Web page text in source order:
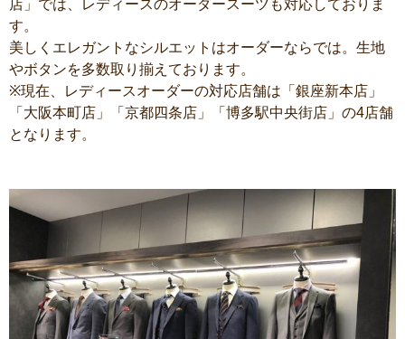
店」では、レディースのオーダースーツも対応しておりま
す。
美しくエレガントなシルエットはオーダーならでは。生地
やボタンを多数取り揃えております。
※現在、レディースオーダーの対応店舗は「銀座新本店」
「大阪本町店」「京都四条店」「博多駅中央街店」の4店舗
となります。